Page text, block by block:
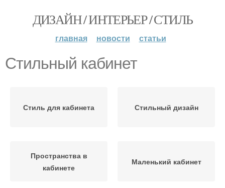
ДИЗАЙН / ИНТЕРЬЕР / СТИЛЬ
главная новости статьи
Стильный кабинет
Стиль для кабинета Стильный дизайн
Пространства в
кабинете
Маленький кабинет